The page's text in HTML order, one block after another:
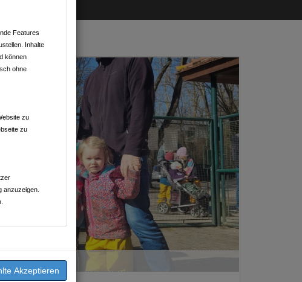
Features
Inhalte
können
ohne
zu
zu
anzuzeigen.